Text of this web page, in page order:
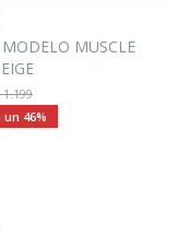
MUSCLE
1.199
46